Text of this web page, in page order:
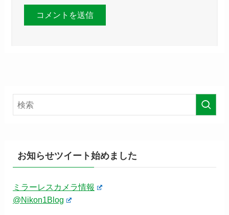
お知らせツイート始めました
ミラーレスカメラ情報
@Nikon1Blog